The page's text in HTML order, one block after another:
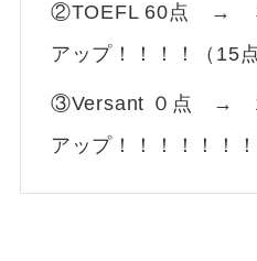
②TOEFL 60点 →
アップ！！！！（15
③Versant ０点 →
アップ！！！！！！